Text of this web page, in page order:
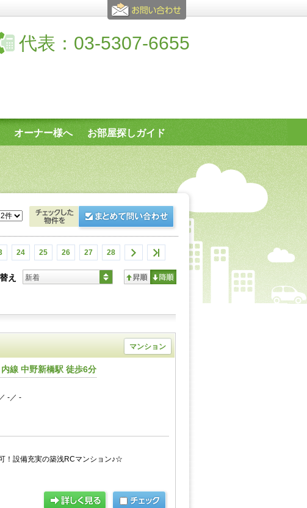
代表：03-5307-6655
オーナー様へ お部屋探しガイド
24 25 26 27 28
え 新着
マンション
線 中野新橋駅 徒歩6分
-／ -
！設備充実の築浅RCマンション♪☆